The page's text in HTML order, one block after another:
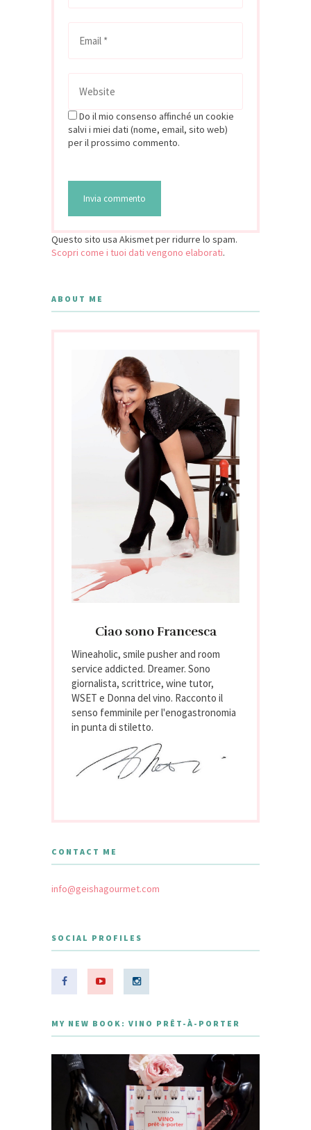
Do il mio consenso affinché un cookie
salvi i miei dati (nome, email, sito web)
per il prossimo commento.
Questo sito usa Akismet per ridurre lo spam.
Scopri come i tuoi dati vengono elaborati.
ABOUT ME
Ciao sono Francesca
Wineaholic, smile pusher and room
service addicted. Dreamer. Sono
giornalista, scrittrice, wine tutor,
WSET e Donna del vino. Racconto il
senso femminile per l'enogastronomia
in punta di stiletto.
CONTACT ME
info@geishagourmet.com
SOCIAL PROFILES
MY NEW BOOK: VINO PRÊT-À-PORTER